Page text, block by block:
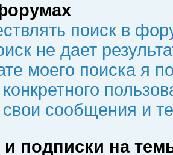
поиск в
не дает
моего поиска я
свои сообщения и
и подписки на